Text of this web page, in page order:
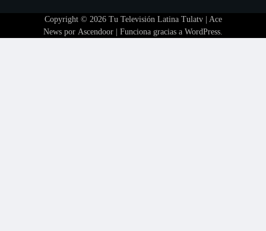
Copyright © 2026 Tu Televisión Latina Tulatv| Ace
News por Ascendoor | Funciona gracias a WordPress.